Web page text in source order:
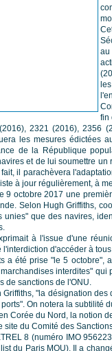
au
fin
2321 (2016), 2356
les mesures édictées
de la République
et de lui soumettre
il parachèvera
à jour régulièrement, à
9 octobre 2017 une
Selon Hugh Griffiths,
unies" que des navires,
à l'issue d'une
d'accéder à
a été prise "le 5 octobre",
interdites"
de sanctions de l'ONU.
Griffiths, "la désignation
On notera la subtilité
Corée du Nord, la notion
site du Comité des
8 (numéro IMO
du Paris MOU). Il a